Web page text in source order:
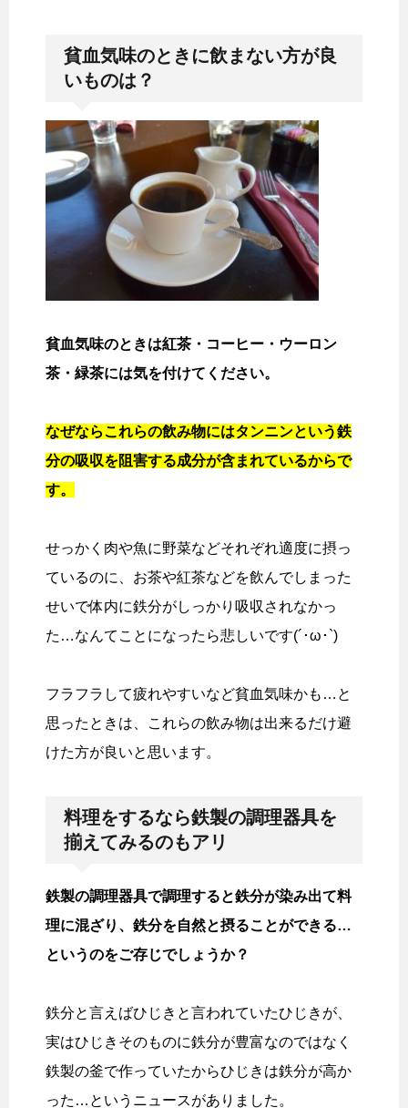
貧血気味のときに飲まない方が良
いものは？
貧血気味のときは紅茶・コーヒー・ウーロン
茶・緑茶には気を付けてください。
なぜならこれらの飲み物にはタンニンという鉄
分の吸収を阻害する成分が含まれているからで
す。
せっかく肉や魚に野菜などそれぞれ適度に摂っ
ているのに、お茶や紅茶などを飲んでしまった
せいで体内に鉄分がしっかり吸収されなかっ
た…なんてことになったら悲しいです(´･ω･`)
フラフラして疲れやすいなど貧血気味かも…と
思ったときは、これらの飲み物は出来るだけ避
けた方が良いと思います。
料理をするなら鉄製の調理器具を
揃えてみるのもアリ
鉄製の調理器具で調理すると鉄分が染み出て料
理に混ざり、鉄分を自然と摂ることができる…
というのをご存じでしょうか？
鉄分と言えばひじきと言われていたひじきが、
実はひじきそのものに鉄分が豊富なのではなく
鉄製の釜で作っていたからひじきは鉄分が高か
った…というニュースがありました。